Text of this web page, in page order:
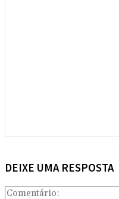
DEIXE UMA RESPOSTA